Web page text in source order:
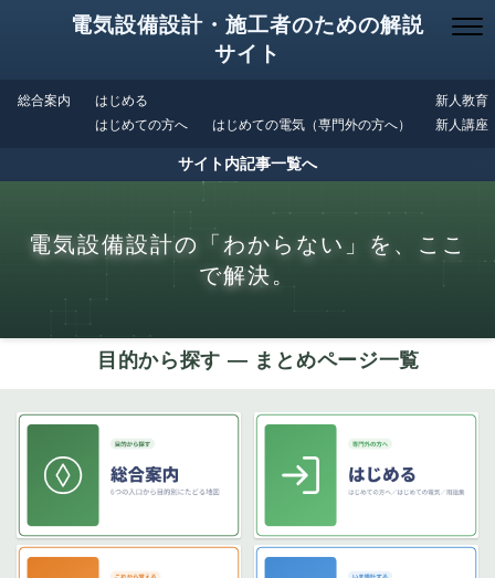
電気設備設計・施工者のための解説
サイト
総合案内
はじめる
はじめての方へ
はじめての電気（専門外の方へ）
新人教育
新人講座
サイト内記事一覧へ
電気設備設計の「わからない」を、ここ
で解決。